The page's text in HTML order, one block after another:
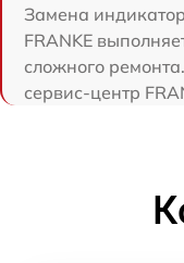
Замена
FRANKE
сложного
сервис-центр